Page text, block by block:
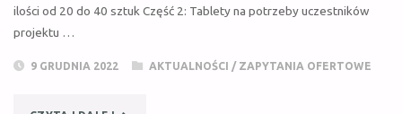
DOSTAWY
ilości od 20 do 40 sztuk Część 2: Tablety na potrzeby uczestników
projektu …
9 GRUDNIA 2022 AKTUALNOŚCI / ZAPYTANIA OFERTOWE